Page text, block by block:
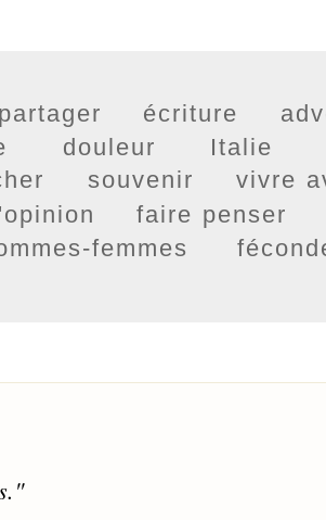
partager écriture
douleur Italie
souvenir vivre
faire penser
femmes